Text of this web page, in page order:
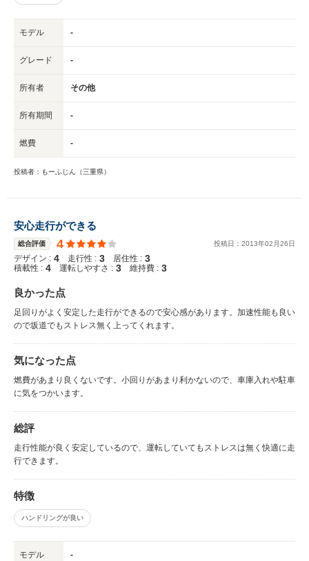
モデル -
グレード -
所有者 その他
所有期間 -
燃費 -
投稿者：もーふじん（三重県）
安心走行ができる
総合評価 4 投稿日： 2013年02 月26日
デザイン : 4 走行性 : 3 居住性 : 3
積載性 : 4 運転しやすさ : 3 維持費 : 3
良かった点
足回りがよく安定した走行ができるので安心感があります。加速性能も良い
ので坂道でもストレス無く上ってくれます。
気になった点
燃費があまり良くないです。小回りがあまり利かないので、車庫入れや駐車
に気をつかいます。
総評
走行性能が良く安定しているので、運転していてもストレスは無く快適に走
行できます。
特徴
ハンドリングが良い
モデル -